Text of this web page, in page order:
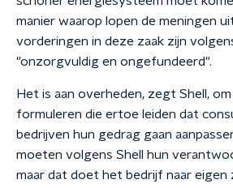
manier waarop lopen de meningen
vorderingen in deze zaak zijn
"onzorgvuldig en ongefundeerd".
Het is aan overheden, zegt Shell,
formuleren die ertoe leiden dat
bedrijven hun gedrag gaan
moeten volgens Shell hun
maar dat doet het bedrijf naar eigen